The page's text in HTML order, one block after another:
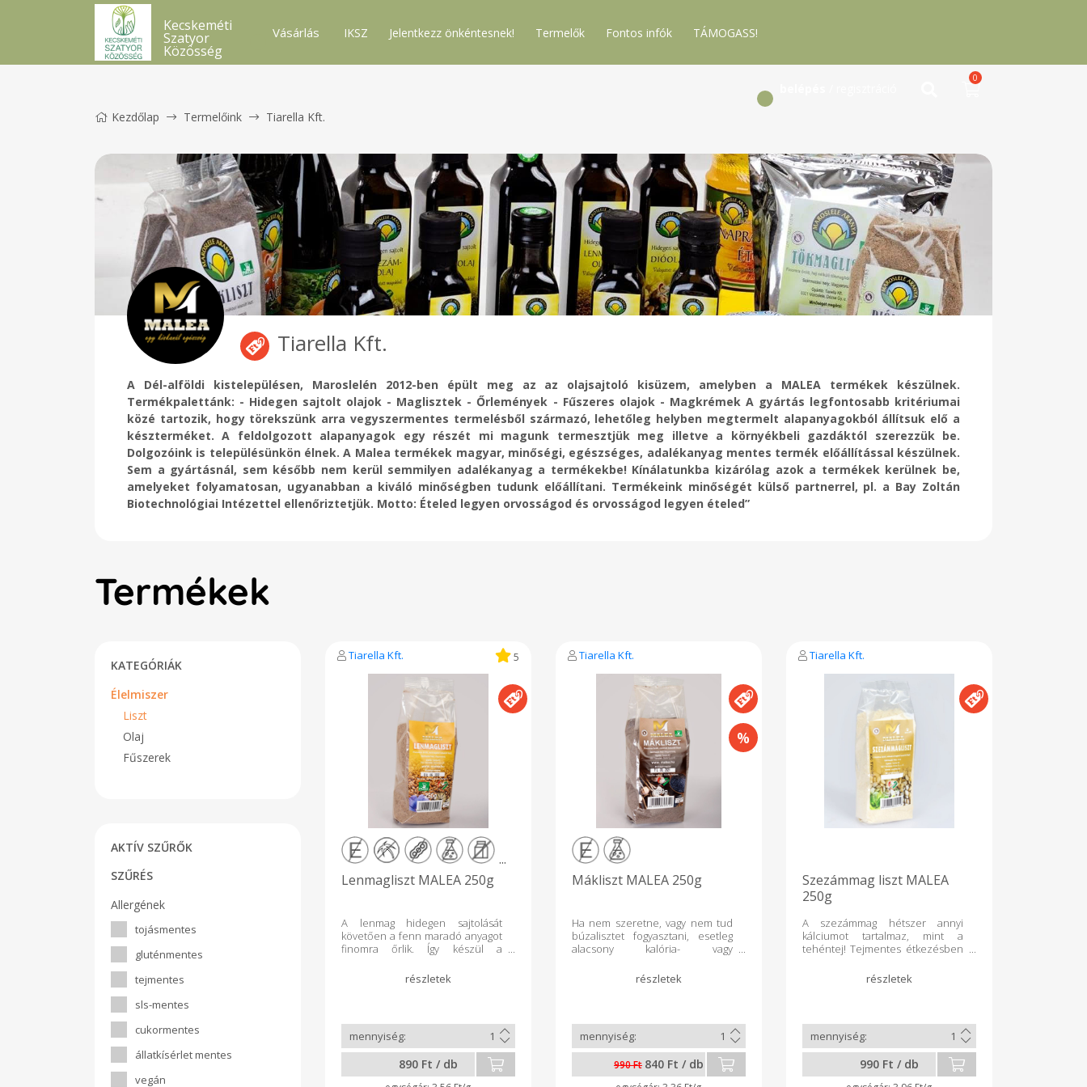
Kecskeméti
Szatyor
Közösség
Vásárlás IKSZ Jelentkezz önkéntesnek! Termelők Fontos infók TÁMOGASS!
0
Kezdőlap Termelőink Tiarella Kft.
Tiarella Kft.
A Dél-alföldi kistelepülésen, Maroslelén 2012-ben épült meg az az olajsajtoló kisüzem, amelyben a MALEA termékek készülnek.
Termékpalettánk: - Hidegen sajtolt olajok - Maglisztek - Őrlemények - Fűszeres olajok - Magkrémek A gyártás legfontosabb kritériumai
közé tartozik, hogy törekszünk arra vegyszermentes termelésből származó, lehetőleg helyben megtermelt alapanyagokból állítsuk elő a
készterméket. A feldolgozott alapanyagok egy részét mi magunk termesztjük meg illetve a környékbeli gazdáktól szerezzük be.
Dolgozóink is településünkön élnek. A Malea termékek magyar, minőségi, egészséges, adalékanyag mentes termék előállítással készülnek.
Sem a gyártásnál, sem később nem kerül semmilyen adalékanyag a termékekbe! Kínálatunkba kizárólag azok a termékek kerülnek be,
amelyeket folyamatosan, ugyanabban a kiváló minőségben tudunk előállítani. Termékeink minőségét külső partnerrel, pl. a Bay Zoltán
Biotechnológiai Intézettel ellenőriztetjük. Motto: Ételed legyen orvosságod és orvosságod legyen ételed”
Termékek
KATEGÓRIÁK
Élelmiszer
Liszt
Olaj
Fűszerek
AKTÍV SZŰRŐK
SZŰRÉS
Allergének
tojásmentes
gluténmentes
tejmentes
sls-mentes
cukormentes
állatkísérlet mentes
vegán
Tiarella Kft. 5
...
Lenmagliszt MALEA 250g
A lenmag hidegen sajtolását
követően a fenn maradó anyagot
finomra őrlik. Így készül a
és lignan tartalma mellett kiváló
beltartalmi értéke teszi
magnéziumban, foszforban,
kalciumban, élelmi rostokban és
nyálkaanyagokban. A lenmagliszt
magas fehérjetartalma (33-36%°)
és alacsony szénhidrát- és
890 Ft / db
Tiarella Kft.
Mákliszt MALEA 250g
Ha nem szeretne, vagy nem tud
búzalisztet fogyasztani, esetleg
alacsony kalória- vagy
cukorbetegségben szenved vagy
paleolit étrend szerint
alternatíva a mákliszt a
búzalisztek helyettesítésére. A
mákliszt rost-, fehérje-, vitamin-és
ásványi anyag tartalma
lényegesen magasabb, míg a
990 Ft 840 Ft / db
Tiarella Kft.
Szezámmag liszt MALEA
250g
A szezámmag hétszer annyi
kálciumot tartalmaz, mint a
tehéntej! Tejmentes étkezésben
szezámmagliszt a hidegen
préselt szezámmag őrleménye.
A zsírtalanított magőrlemények
közül a szezámmaglisztnek van a
legmagasabb zsír tartalma. Segíti
az időskori vagy változókori
csontritkulás megelőzését,
990 Ft / db